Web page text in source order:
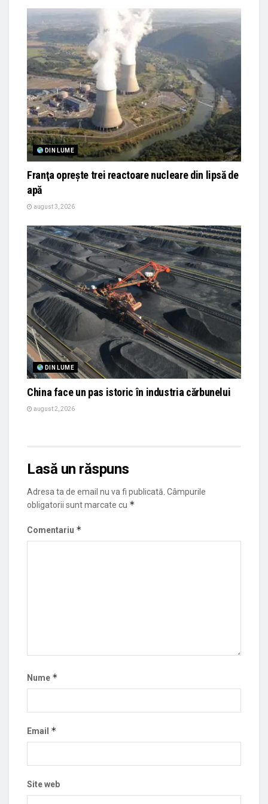
DIN LUME
Franţa opreşte trei reactoare nucleare din lipsă de
apă
august 3, 2026
DIN LUME
China face un pas istoric în industria cărbunelui
august 2, 2026
Lasă un răspuns
Adresa ta de email nu va fi publicată. Câmpurile
obligatorii sunt marcate cu *
Comentariu *
Nume *
Email *
Site web